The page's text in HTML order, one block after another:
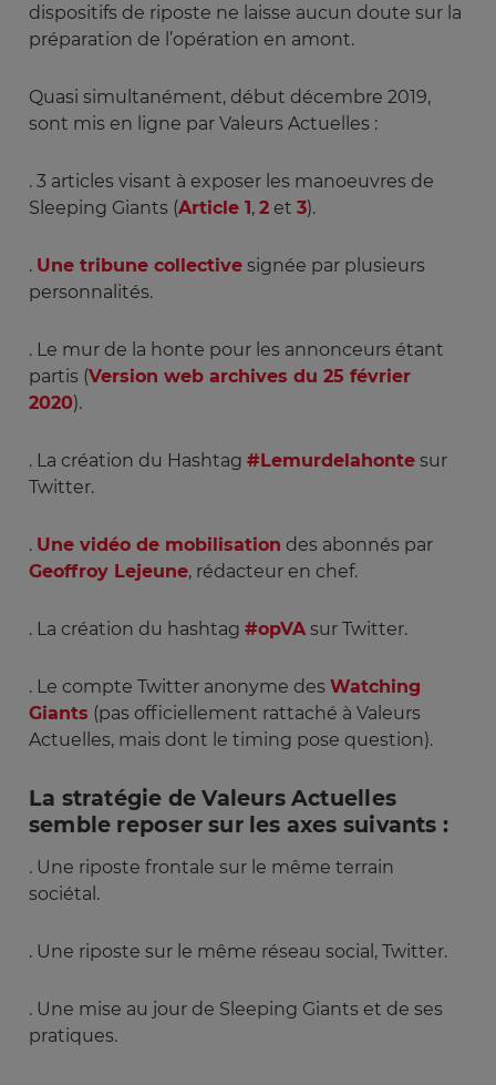
dispositifs de riposte ne laisse aucun doute sur la
préparation de l’opération en amont.
Quasi simultanément, début décembre 2019,
sont mis en ligne par Valeurs Actuelles :
. 3 articles visant à exposer les manoeuvres de
Sleeping Giants (Article 1, 2 et 3).
. Une tribune collective signée par plusieurs
personnalités.
. Le mur de la honte pour les annonceurs étant
partis (Version web archives du 25 février
2020).
. La création du Hashtag #Lemurdelahonte sur
Twitter.
. Une vidéo de mobilisation des abonnés par
Geoffroy Lejeune, rédacteur en chef.
. La création du hashtag #opVA sur Twitter.
. Le compte Twitter anonyme des Watching
Giants (pas officiellement rattaché à Valeurs
Actuelles, mais dont le timing pose question).
La stratégie de Valeurs Actuelles
semble reposer sur les axes suivants :
. Une riposte frontale sur le même terrain
sociétal.
. Une riposte sur le même réseau social, Twitter.
. Une mise au jour de Sleeping Giants et de ses
pratiques.